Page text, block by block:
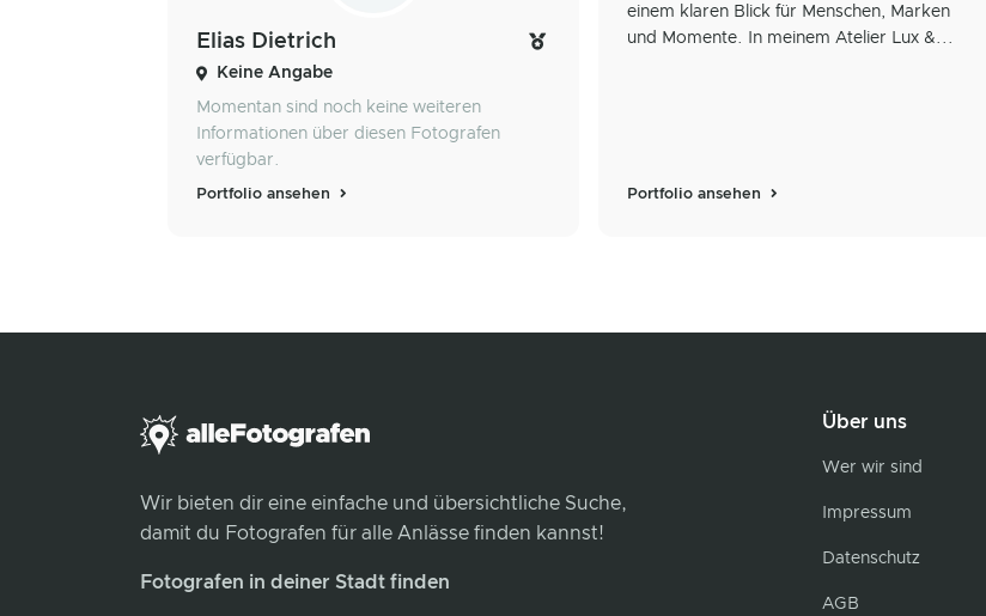
Elias Dietrich
Keine Angabe
Momentan sind noch keine weiteren
Informationen über diesen Fotografen
verfügbar.
Portfolio ansehen
einem klaren Blick für Menschen, Marken
und Momente. In meinem Atelier Lux &...
Portfolio ansehen
Wir bieten dir eine einfache und übersichtliche Suche,
damit du Fotografen für alle Anlässe finden kannst!
Fotografen in deiner Stadt finden
Über uns
Wer wir sind
Impressum
Datenschutz
AGB